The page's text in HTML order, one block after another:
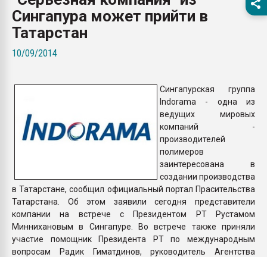
Подмосковье, Москва
ПЕРЕЙТИ НА
Сингапура может прийти в
Татарстан
10/09/2014
Сингапурская группа
Indorama - одна из
ведущих мировых
компаний -
производителей
полимеров
заинтересована в
создании производства
в Татарстане, сообщил официальный портал Прасительства
Татарстана. Об этом заявили сегодня представители
компании на встрече с Президентом РТ Рустамом
Миннихановым в Сингапуре. Во встрече также приняли
участие помощник Президента РТ по международным
вопросам Радик Гиматдинов, руководитель Агентства